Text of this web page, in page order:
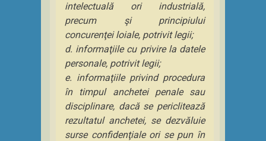
intelectuală ori industrială,
precum şi principiului
concurenţei loiale, potrivit legii;
d. informaţiile cu privire la datele
personale, potrivit legii;
e. informaţiile privind procedura
în timpul anchetei penale sau
disciplinare, dacă se periclitează
rezultatul anchetei, se dezvăluie
surse confidenţiale ori se pun în